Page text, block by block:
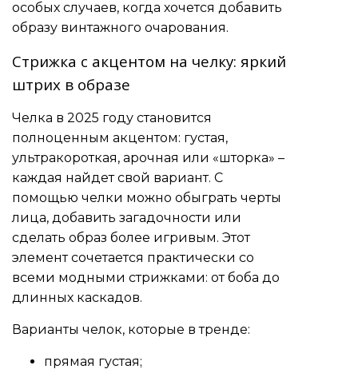
особых случаев, когда хочется добавить
образу винтажного очарования.
Стрижка с акцентом на челку: яркий
штрих в образе
Челка в 2025 году становится
полноценным акцентом: густая,
ультракороткая, арочная или «шторка» –
каждая найдет свой вариант. С
помощью челки можно обыграть черты
лица, добавить загадочности или
сделать образ более игривым. Этот
элемент сочетается практически со
всеми модными стрижками: от боба до
длинных каскадов.
Варианты челок, которые в тренде:
прямая густая;